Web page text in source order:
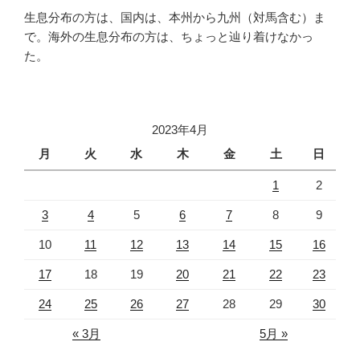
生息分布の方は、国内は、本州から九州（対馬含む）ま
で。海外の生息分布の方は、ちょっと辿り着けなかっ
た。
2023年4月
月
火 水 木 金 土 日
1 2
3 4 5 6 7 8 9
10 11 12 13 14 15 16
17 18 19 20 21 22 23
24 25 26 27 28 29 30
« 3月 5月 »